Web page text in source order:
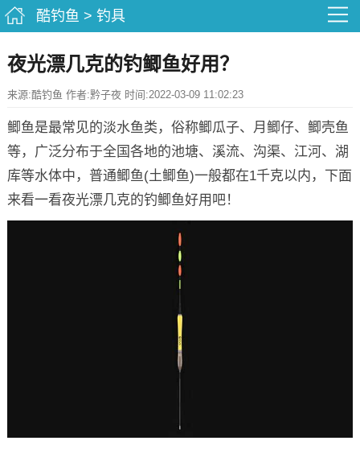
酷钓鱼 > 钓具
夜光漂几克的钓鲫鱼好用？
来源:酷钓鱼 作者:黔子夜 时间:2022-03-09 11:02:23
鲫鱼是最常见的淡水鱼类，俗称鲫瓜子、月鲫仔、鲫壳鱼
等，广泛分布于全国各地的池塘、溪流、沟渠、江河、湖
库等水体中，普通鲫鱼(土鲫鱼)一般都在1千克以内，下面
来看一看夜光漂几克的钓鲫鱼好用吧！